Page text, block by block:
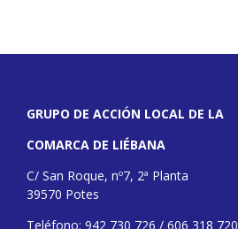
GRUPO DE ACCIÓN LOCAL DE LA
COMARCA DE LIÉBANA
C/ San Roque, nº7, 2ª Planta
39570 Potes
Teléfono: 942 730 726 / 606 318 720